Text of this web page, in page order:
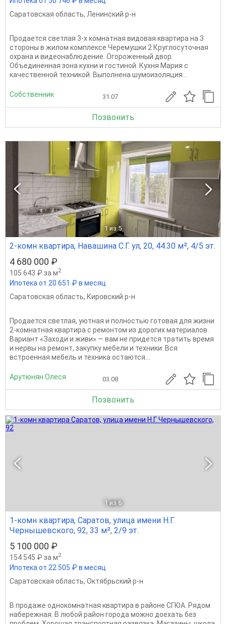
Саратовская область, Ленинский р-н
Продается светлая 3-х комнатная видовая квартира на 3
стороны в жилом комплексе Черемушки 2 Круглосуточная
охрана и видеонаблюдение. Огороженный двор.
Объединенная зона кухни и гостиной. Кухня Мария с
качественной техникой. Выполнена шумоизоляция...
Собственник 31.07
Позвонить
1 из 5
2-комн квартира, Навашина С.Г. ул, 20, 44.30 м², 4/5 эт.
4 680 000 ₽
105 643 ₽ за м2
Ипотека от 20 651 ₽ в месяц
Саратовская область, Кировский р-н
Продается светлая, уютная и полностью готовая для жизни
2-комнатная квартира с ремонтом из дорогих материалов.
Вариант «Заходи и живи» — вам не придется тратить время
и нервы на ремонт, закупку мебели и техники. Вся
встроенная мебель и техника остаются...
Арутюнян Олеся 03.08
Позвонить
1 из 6
1-комн квартира, Саратов, улица имени Н.Г.
Чернышевского, 92, 33 м², 2/9 эт.
5 100 000 ₽
154 545 ₽ за м2
Ипотека от 22 505 ₽ в месяц
Саратовская область, Октябрьский р-н
В продаже однокомнатная квартира в районе СГЮА. Рядом
набережная. В любой район города можно доехать без